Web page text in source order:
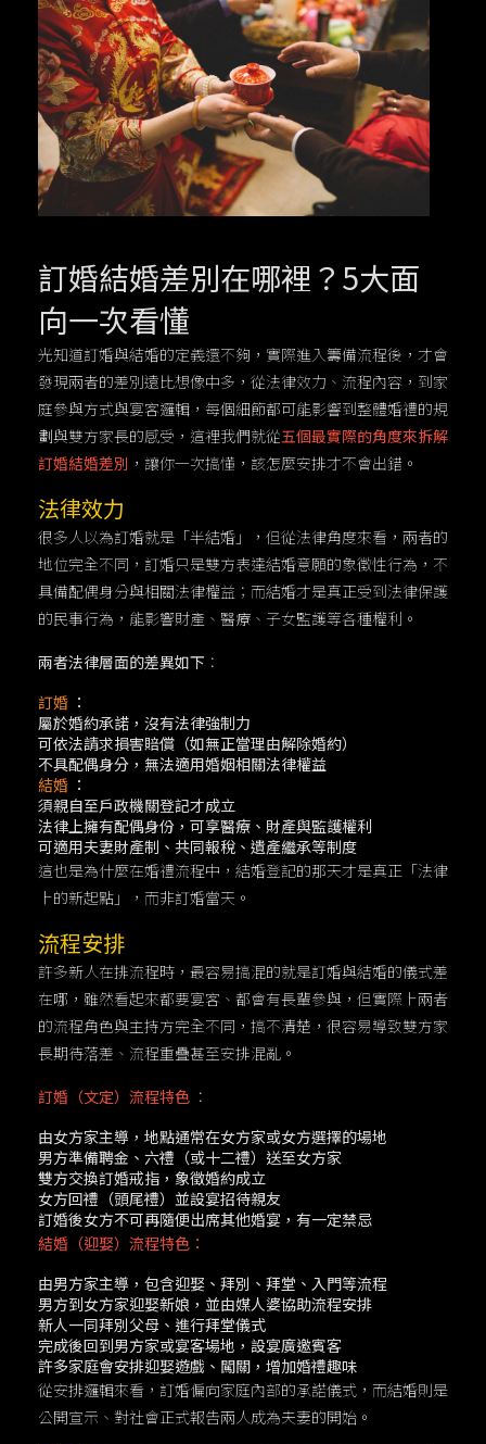
訂婚結婚差別在哪裡？5大面
向一次看懂
光知道訂婚與結婚的定義還不夠，實際進入籌備流程後，才會
發現兩者的差別遠比想像中多，從法律效力、流程內容，到家
庭參與方式與宴客邏輯，每個細節都可能影響到整體婚禮的規
劃與雙方家長的感受，這裡我們就從五個最實際的角度來拆解
訂婚結婚差別 ，讓你一次搞懂，該怎麼安排才不會出錯。
法律效力
很多人以為訂婚就是「半結婚」，但從法律角度來看，兩者的
地位完全不同，訂婚只是雙方表達結婚意願的象徵性行為，不
具備配偶身分與相關法律權益；而結婚才是真正受到法律保護
的民事行為，能影響財產、醫療、子女監護等各種權利。
兩者法律層面的差異如下 ：
訂婚 ：
屬於婚約承諾，沒有法律強制力
可依法請求損害賠償（如無正當理由解除婚約）
不具配偶身分，無法適用婚姻相關法律權益
結婚 ：
須親自至戶政機關登記才成立
法律上擁有配偶身份，可享醫療、財產與監護權利
可適用夫妻財產制、共同報稅、遺產繼承等制度
這也是為什麼在婚禮流程中，結婚登記的那天才是真正「法律
上的新起點」，而非訂婚當天。
流程安排
許多新人在排流程時，最容易搞混的就是訂婚與結婚的儀式差
在哪，雖然看起來都要宴客、都會有長輩參與，但實際上兩者
的流程角色與主持方完全不同，搞不清楚，很容易導致雙方家
長期待落差、流程重疊甚至安排混亂。
訂婚（文定）流程特色 ：
由女方家主導，地點通常在女方家或女方選擇的場地
男方準備聘金、六禮（或十二禮）送至女方家
雙方交換訂婚戒指，象徵婚約成立
女方回禮（頭尾禮）並設宴招待親友
訂婚後女方不可再隨便出席其他婚宴，有一定禁忌
結婚（迎娶）流程特色：
由男方家主導，包含迎娶、拜別、拜堂、入門等流程
男方到女方家迎娶新娘，並由媒人婆協助流程安排
新人一同拜別父母、進行拜堂儀式
完成後回到男方家或宴客場地，設宴廣邀賓客
許多家庭會安排迎娶遊戲、闖關，增加婚禮趣味
從安排邏輯來看，訂婚偏向家庭內部的承諾儀式，而結婚則是
公開宣示、對社會正式報告兩人成為夫妻的開始。